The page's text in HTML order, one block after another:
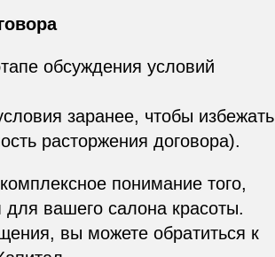
обсуждения условий
заранее, чтобы избежать
расторжения договора).
понимание того,
вашего салона красоты.
вы можете обратиться к